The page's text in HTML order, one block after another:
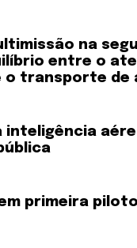
na
entre o
o transporte de
inteligência
primeira